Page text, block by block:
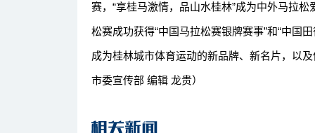
赛，“享桂马激情，品山水桂林”成为中外马拉
松赛成功获得“中国马拉松赛银牌赛事”和“中国
成为桂林城市体育运动的新品牌、新名片，以
市委宣传部 编辑 龙贵）